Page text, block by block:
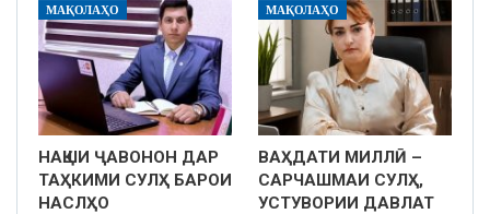
МАҚОЛАҲО
НАҚШИ ҶАВОНОН ДАР
ТАҲКИМИ СУЛҲ БАРОИ
НАСЛҲО
МАҚОЛАҲО
ВАҲДАТИ МИЛЛӢ –
САРЧАШМАИ СУЛҲ,
УСТУВОРИИ ДАВЛАТ